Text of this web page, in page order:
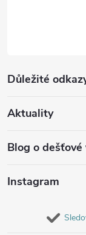
Důležité
Aktuality
Blog o dešťové
Instagram